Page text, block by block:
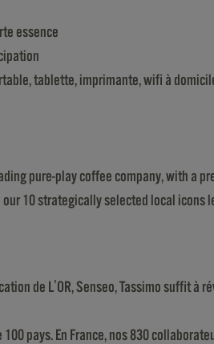
essence
tablette, imprimante, wifi à
pure-play coffee company, with a
our 10 strategically selected local icons
de L'OR, Senseo, Tassimo suffit à
pays. En France, nos 830